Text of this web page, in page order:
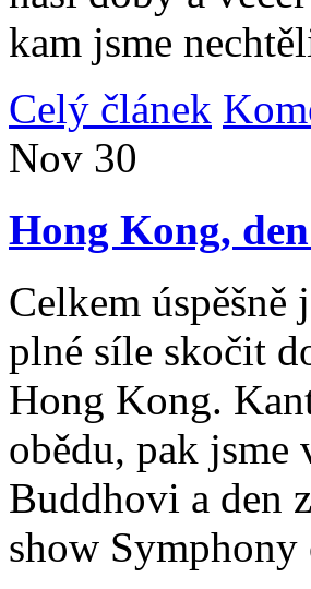
kam jsme
Celý článek
Nov 30
Hong Kong,
Celkem
plné síle skočit
Hong Kong.
obědu, pak
Buddhovi a den
show